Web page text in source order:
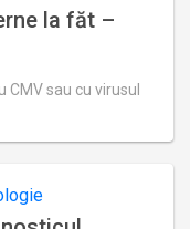
la făt –
CMV sau cu virusul